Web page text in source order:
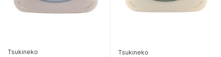
Tsukineko Tsukineko